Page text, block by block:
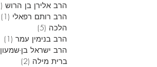
הרב אלירן בן הרוש (11)
הרב רותם רפאלי (1)
הלכה (5)
הרב בנימין עמר (1)
הרב ישראל בן-שמעון
ברית מילה (2)